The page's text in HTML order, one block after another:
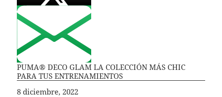
PUMA® DECO GLAM LA COLECCIÓN MÁS CHIC
PARA TUS ENTRENAMIENTOS
Fecha
8 diciembre, 2022